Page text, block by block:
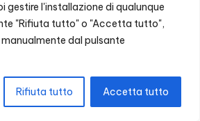
gestire l'installazione di qualunque
"Rifiuta tutto" o "Accetta tutto",
dal pulsante
Rifiuta tutto Accetta tutto
CREDITS